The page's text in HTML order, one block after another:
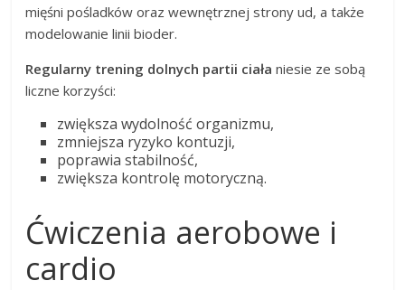
mięśni pośladków oraz wewnętrznej strony ud, a także
modelowanie linii bioder.
Regularny trening dolnych partii ciała niesie ze sobą
liczne korzyści:
zwiększa wydolność organizmu,
zmniejsza ryzyko kontuzji,
poprawia stabilność,
zwiększa kontrolę motoryczną.
Ćwiczenia aerobowe i
cardio